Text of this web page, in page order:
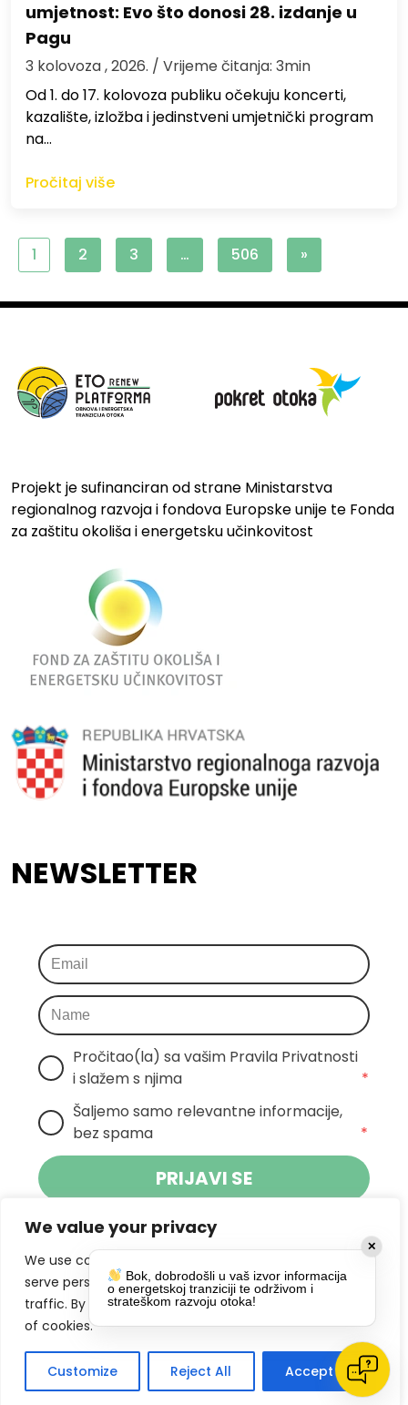
We value your privacy
We use cookies to enhance your browsing experience,
serve personalized ads or content, and analyze our
traffic. By clicking "Accept All", you consent to our use
of cookies.
Customize Reject All Accept All
umjetnost: Evo što donosi 28. izdanje u
Pagu
3 kolovoza , 2026. / Vrijeme čitanja: 3min
Od 1. do 17. kolovoza publiku očekuju koncerti,
kazalište, izložba i jedinstveni umjetnički program
na…
Pročitaj više
1 2 3 … 506 »
Projekt je sufinanciran od strane Ministarstva
regionalnog razvoja i fondova Europske unije te Fonda
za zaštitu okoliša i energetsku učinkovitost
NEWSLETTER
Pročitao(la) sa vašim Pravila Privatnosti
i slažem s njima
*
Šaljemo samo relevantne informacije,
bez spama
*
PRIJAVI SE
Klikom na gumb dajete suglasnost za
primanje novosti Pokreta Otoka te se
slažete spolitikom privatnosti.
DRUŠTVENE MREŽE
✕
Bok, dobrodošli u vaš izvor informacija
o energetskoj tranziciji te održivom i
strateškom razvoju otoka!